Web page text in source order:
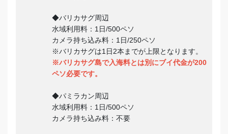
◆バリカサグ周辺
水域利用料：1日/500ペソ
カメラ持ち込み料：1日/250ペソ
※バリカサグは1日2本までが上限となります。
※バリカサグ島で入海料とは別にブイ代金が200
ペソ必要です。
◆パミラカン周辺
水域利用料：1日/500ペソ
カメラ持ち込み料：不要